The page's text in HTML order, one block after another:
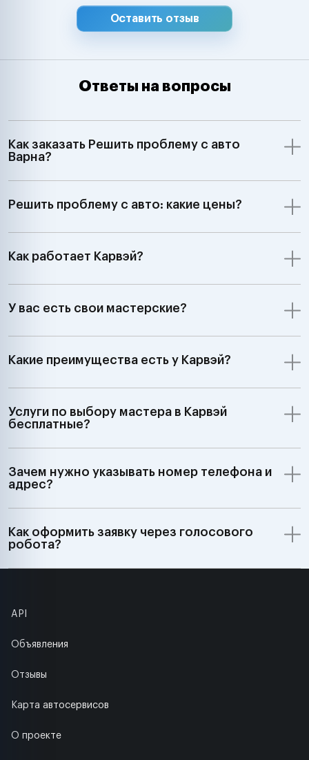
Оставить отзыв
Ответы на вопросы
Как заказать Решить проблему с авто
Варна?
Решить проблему с авто: какие цены?
Как работает Карвэй?
У вас есть свои мастерские?
Какие преимущества есть у Карвэй?
Услуги по выбору мастера в Карвэй
бесплатные?
Зачем нужно указывать номер телефона и
адрес?
Как оформить заявку через голосового
робота?
API
Объявления
Отзывы
Карта автосервисов
О проекте